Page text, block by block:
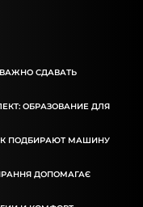
СДАВАТЬ
ОБРАЗОВАНИЕ ДЛЯ
ПОДБИРАЮТ МАШИНУ
ДОПОМАГАЄ